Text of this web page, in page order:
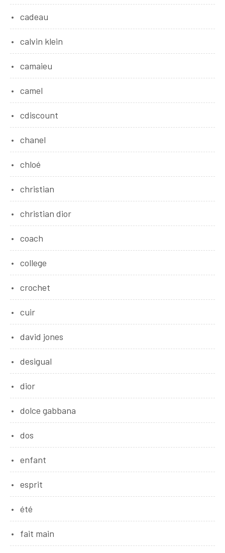
cadeau
calvin klein
camaieu
camel
cdiscount
chanel
chloé
christian
christian dior
coach
college
crochet
cuir
david jones
desigual
dior
dolce gabbana
dos
enfant
esprit
été
fait main